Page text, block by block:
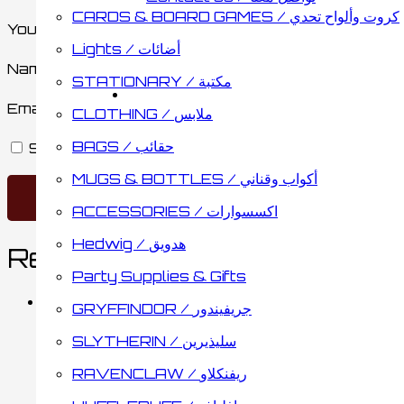
CARDS & BOARD GAMES / كروت وألواح تحدي
Lights / أضائات
STATIONARY / مكتبة
CLOTHING / ملابس
BAGS / حقائب
MUGS & BOTTLES / أكواب وقناني
ACCESSORIES / اكسسوارات
Hedwig / هدويق
Party Supplies & Gifts
GRYFFINDOR / جريفيندور
SLYTHERIN / سليذيرين
RAVENCLAW / ريفنكلاو
Your review*
Name
Email *
Save my name, email, and website in this
Related products
Slytherin Notebook and